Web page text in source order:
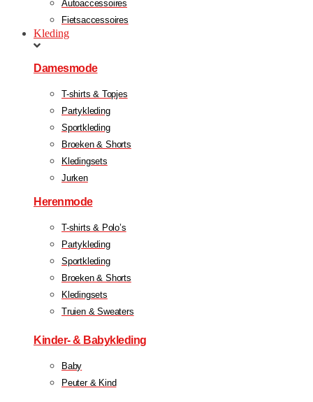
Autoaccessoires
Fietsaccessoires
Kleding
Damesmode
T-shirts & Topjes
Partykleding
Sportkleding
Broeken & Shorts
Kledingsets
Jurken
Herenmode
T-shirts & Polo’s
Partykleding
Sportkleding
Broeken & Shorts
Kledingsets
Truien & Sweaters
Kinder- & Babykleding
Baby
Peuter & Kind